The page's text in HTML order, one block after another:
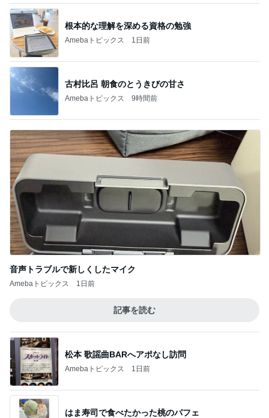
根本的な理解を深める資格の勉強
Amebaトピックス 1日前
古村比呂 朝食のとうきびの甘さ
Amebaトピックス 9時間前
音声トラブルで新しくしたマイク
Amebaトピックス 1日前
記事を読む
松本 歌謡曲BARへアポなし訪問
Amebaトピックス 1日前
はま寿司で食べたかった桃のパフェ